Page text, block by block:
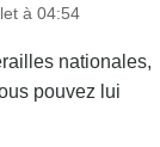
à 04:54
nationales,
pouvez lui